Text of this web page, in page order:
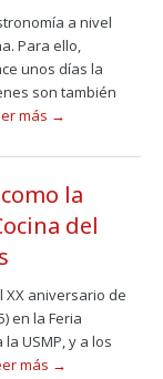
a nivel
Para ello,
unos días la
son también
más →
la
del
XX aniversario de
en la Feria
USMP, y a los
más →